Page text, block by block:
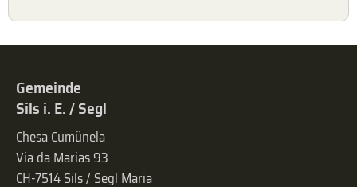
Gemeinde
Sils i. E. / Segl
Chesa Cumünela
Via da Marias 93
CH-7514 Sils / Segl Maria